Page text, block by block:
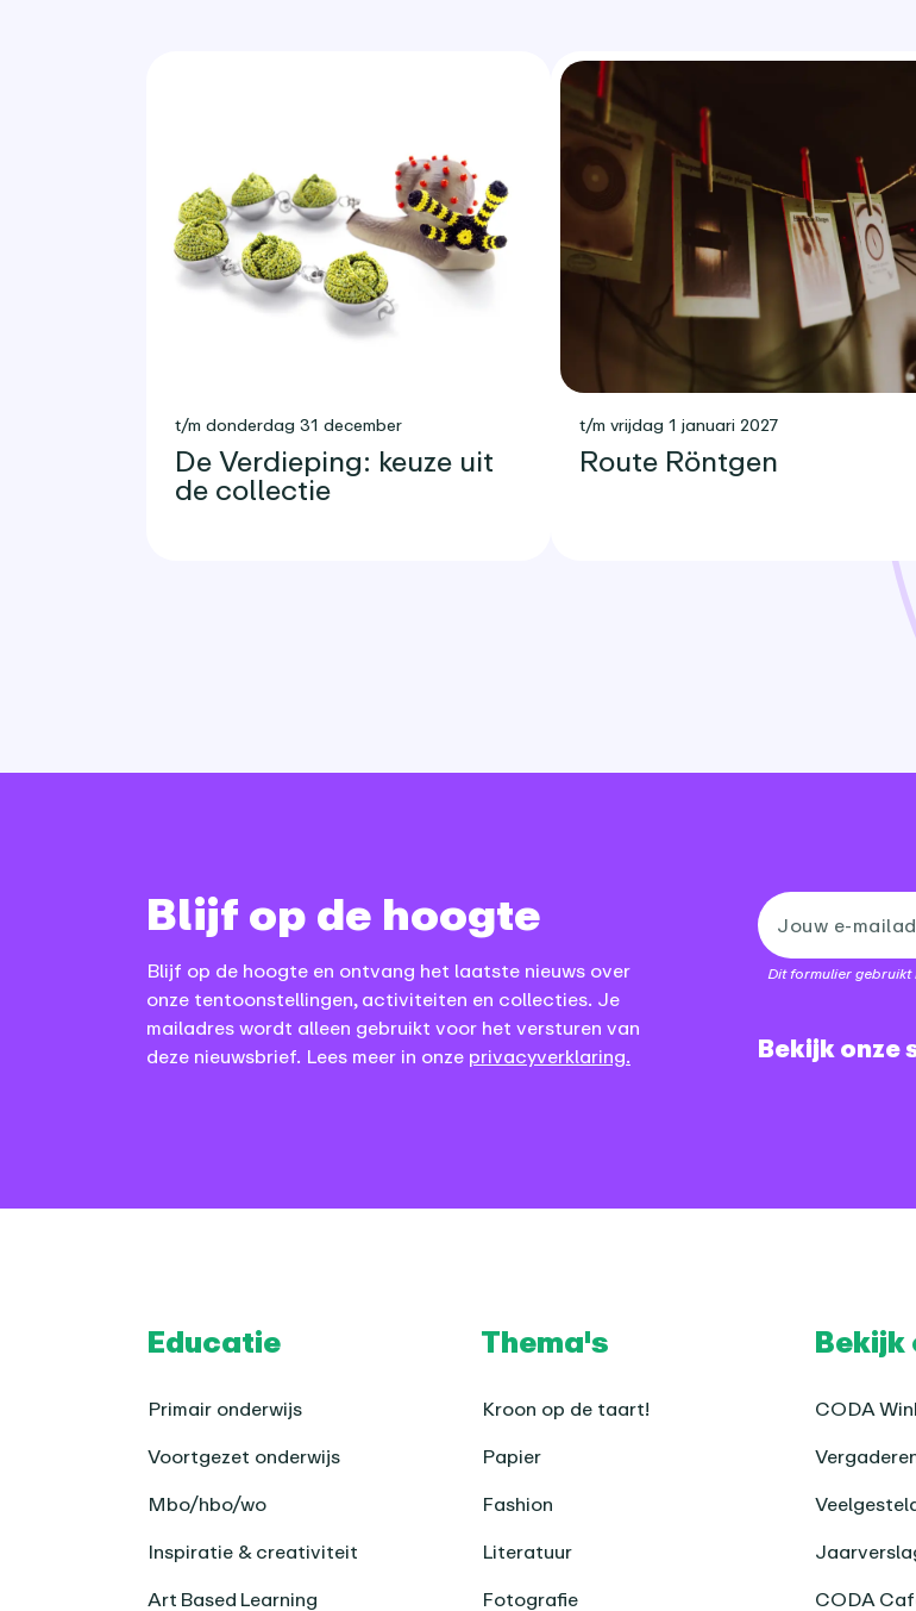
t/m donderdag 31 december
De Verdieping: keuze uit
de collectie
t/m vrijdag 1 januari 2027
Route Röntgen
Blijf op de hoogte
Blijf op de hoogte en ontvang het laatste nieuws over
onze tentoonstellingen, activiteiten en collecties. Je
mailadres wordt alleen gebruikt voor het versturen van
deze nieuwsbrief. Lees meer in onze privacyverklaring.
Dit formulier gebruikt
Bekijk onze
FooterEducatie
Primair onderwijs
Voortgezet onderwijs
Mbo/hbo/wo
Inspiratie & creativiteit
Art Based Learning
Thema's
Kroon op de taart!
Papier
Fashion
Literatuur
Fotografie
Bekijk
CODA
CODA